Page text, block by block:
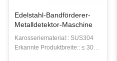
Edelstahl-Bandförderer-
Metalldetektor-Maschine
Karosseriematerial:: SUS304
Erkannte Produktbreite:: ≤ 300